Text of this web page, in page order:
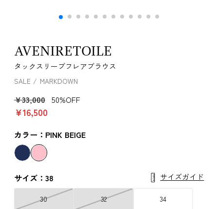
AVENIRETOILE
タックスリーブフレアブラウス
SALE MARKDOWN
￥33,000 50%OFF
￥16,500
カラー：PINK BEIGE
サイズ：38 サイズガイド
30 32 34